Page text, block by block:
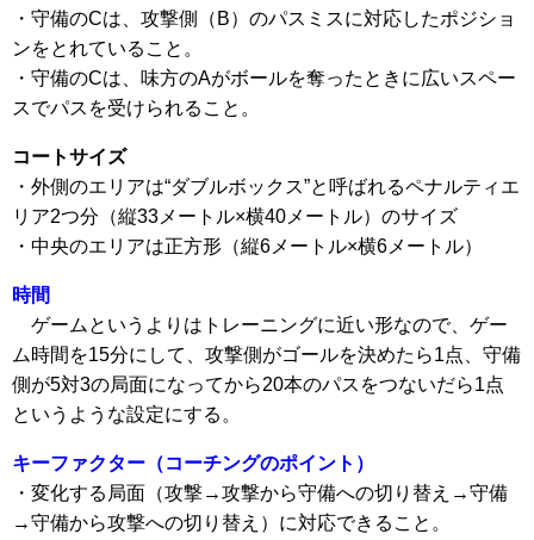
・守備のCは、攻撃側（B）のパスミスに対応したポジショ
ンをとれていること。
・守備のCは、味方のAがボールを奪ったときに広いスペー
スでパスを受けられること。
コートサイズ
・外側のエリアは“ダブルボックス”と呼ばれるペナルティエ
リア2つ分（縦33メートル×横40メートル）のサイズ
・中央のエリアは正方形（縦6メートル×横6メートル）
時間
ゲームというよりはトレーニングに近い形なので、ゲー
ム時間を15分にして、攻撃側がゴールを決めたら1点、守備
側が5対3の局面になってから20本のパスをつないだら1点
というような設定にする。
キーファクター（コーチングのポイント）
・変化する局面（攻撃→攻撃から守備への切り替え→守備
→守備から攻撃への切り替え）に対応できること。